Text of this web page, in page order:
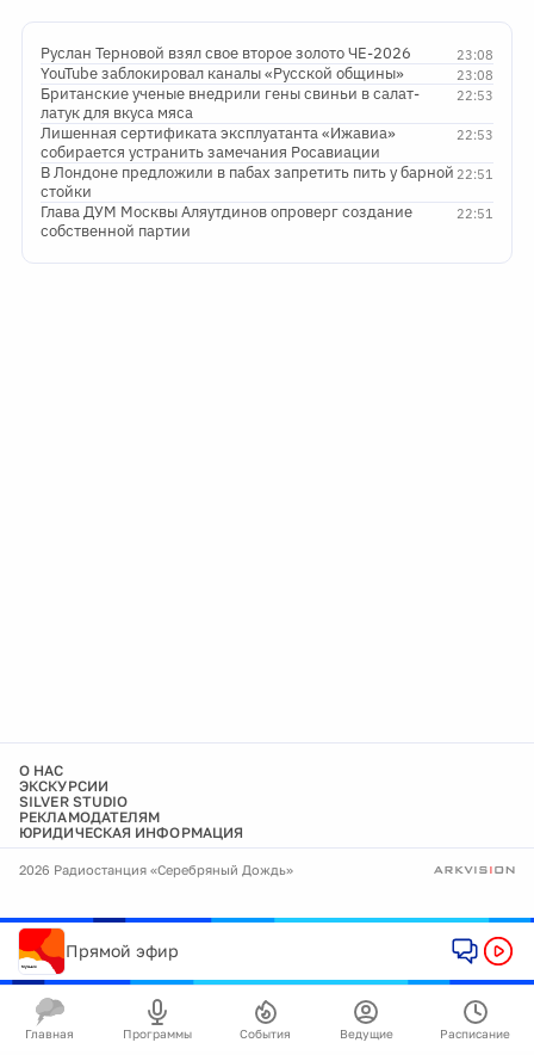
23:08
Руслан Терновой взял свое второе золото ЧЕ-2026
23:08
YouTube заблокировал каналы «Русской общины»
22:53
Британские ученые внедрили гены свиньи в салат-
латук для вкуса мяса
22:53
Лишенная сертификата эксплуатанта «Ижавиа»
собирается устранить замечания Росавиации
22:51
В Лондоне предложили в пабах запретить пить у барной
стойки
22:51
Глава ДУМ Москвы Аляутдинов опроверг создание
собственной партии
О НАС
ЭКСКУРСИИ
SILVER STUDIO
РЕКЛАМОДАТЕЛЯМ
ЮРИДИЧЕСКАЯ ИНФОРМАЦИЯ
2026 Радиостанция «Серебряный Дождь»
Прямой эфир
Главная Программы События Ведущие Расписание